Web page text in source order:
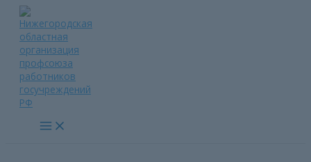
Перейти
содержимому
Main
Menu